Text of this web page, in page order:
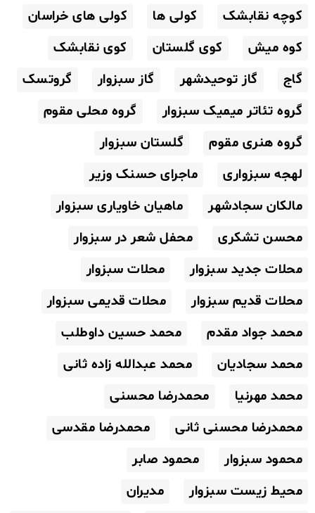
کوچه نقابشک
کولی ها
کولی های خراسان
کوه میش
کوی گلستان
کوی نقابشک
گاج
گاز توحیدشهر گاز سبزوار
گروتسک
گروه تئاتر میمیک سبزوار
گروه محلی مقوم
گروه هنری مقوم
گلستان سبزوار
لهجه سبزواری
ماجرای حسنک وزیر
مالکان سجادشهر
ماهیان خاویاری سبزوار
محسن تشکری
محفل شعر در سبزوار
محلات جدید سبزوار
محلات سبزوار
محلات قدیم سبزوار
محلات قدیمی سبزوار
محمد جواد مقدم
محمد حسین داوطلب
محمد سجادیان
محمد عبدالله زاده ثانی
محمد مهرنیا
محمدرضا محسنی
محمدرضا محسنی ثانی
محمدرضا مقدسی
محمود سبزوار
محمود صابر
محیط زیست سبزوار
مدیران